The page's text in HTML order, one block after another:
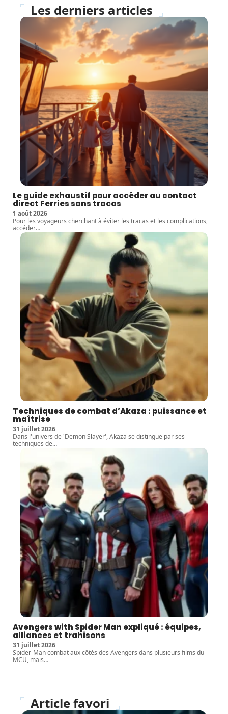
Les derniers articles
Le guide exhaustif pour accéder au contact
direct Ferries sans tracas
1 août 2026
Pour les voyageurs cherchant à éviter les tracas et les complications,
accéder…
Techniques de combat d’Akaza : puissance et
maîtrise
31 juillet 2026
Dans l'univers de 'Demon Slayer', Akaza se distingue par ses
techniques de…
Avengers with Spider Man expliqué : équipes,
alliances et trahisons
31 juillet 2026
Spider-Man combat aux côtés des Avengers dans plusieurs films du
MCU, mais…
Article favori